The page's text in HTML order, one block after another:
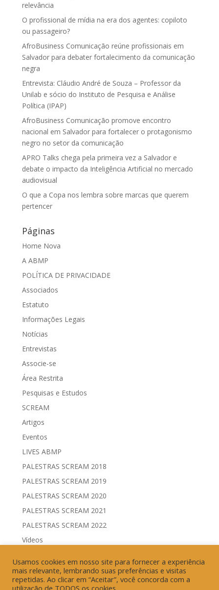
relevância
O profissional de mídia na era dos agentes: copiloto
ou passageiro?
AfroBusiness Comunicação reúne profissionais em
Salvador para debater fortalecimento da comunicação
negra
Entrevista: Cláudio André de Souza – Professor da
Unilab e sócio do Instituto de Pesquisa e Análise
Política (IPAP)
AfroBusiness Comunicação promove encontro
nacional em Salvador para fortalecer o protagonismo
negro no setor da comunicação
APRO Talks chega pela primeira vez a Salvador e
debate o impacto da Inteligência Artificial no mercado
audiovisual
O que a Copa nos lembra sobre marcas que querem
pertencer
Páginas
Home Nova
A ABMP
POLÍTICA DE PRIVACIDADE
Associados
Estatuto
Informações Legais
Notícias
Entrevistas
Associe-se
Área Restrita
Pesquisas e Estudos
SCREAM
Artigos
Eventos
LIVES ABMP
PALESTRAS SCREAM 2018
PALESTRAS SCREAM 2019
PALESTRAS SCREAM 2020
PALESTRAS SCREAM 2021
PALESTRAS SCREAM 2022
Vídeos
Geração de Resultados & Eficiência Publicitária
Usamos cookies em nosso site para fornecer a experiência
mais relevante, lembrando suas preferências e visitas
repetidas. Ao clicar em “Aceitar”, você concorda com a
utilização de TODOS os cookies.